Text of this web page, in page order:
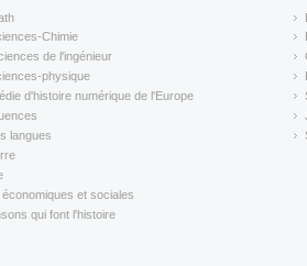
Chimie
de l'ingénieur
physique
d'histoire numérique de l'Europe
langues
et sociales
qui font l'histoire